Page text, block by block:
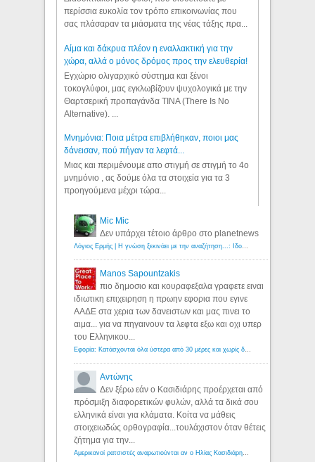
περίσσια ευκολία τον τρόπο επικοινωνίας που
σας πλάσαραν τα μιάσματα της νέας τάξης πρα...
Αίμα και δάκρυα πλέον η εναλλακτική για την
χώρα, αλλά ο μόνος δρόμος προς την ελευθερία!
Εγχώριο ολιγαρχικό σύστημα και ξένοι
τοκογλύφοι, μας εγκλωβίζουν ψυχολογικά με την
Θαρτσερική προπαγάνδα TINA (There Is No
Alternative). ...
Μνημόνια: Ποια μέτρα επιβλήθηκαν, ποιοι μας
δάνεισαν, πού πήγαν τα λεφτά...
Μιας και περιμένουμε απο στιγμή σε στιγμή το 4ο
μνημόνιο , ας δούμε όλα τα στοιχεία για τα 3
προηγούμενα μέχρι τώρα...
Mic Mic
Δεν υπάρχει τέτοιο άρθρο στο planetnews
Λόγιος Ερμής | Η γνώση ξεκινάει με την αναζήτηση...: Ιδού οι 18 που χρωστούν 11 δις ευρώ!
Manos Sapountzakis
πιο δημοσιο και κουραφεξαλα γραφετε ειναι
ιδιωτικη επιχειρηση η πρωην εφορια που εγινε
ΑΑΔΕ στα χερια των δανειστων και μας πινει το
αιμα... για να πηγαινουν τα λεφτα εξω και οχι υπερ
του Ελληνικου...
Εφορία: Κατάσχονται όλα ύστερα από 30 μέρες και χωρίς δικαστικές αποφάσεις - Λόγιος Ερμής
Αντώνης
Δεν ξέρω εάν ο Κασιδιάρης προέρχεται από
πρόσμιξη διαφορετικών φυλών, αλλά τα δικά σου
ελληνικά είναι για κλάματα. Κοίτα να μάθεις
στοιχειωδώς ορθογραφία...τουλάχιστον όταν θέτεις
ζήτημα για την...
Αμερικανοί ρατσιστές αναρωτιούνται αν ο Ηλίας Κασιδιάρης ανήκει στη λευκή φυλή... - Λόγιος Ερμής